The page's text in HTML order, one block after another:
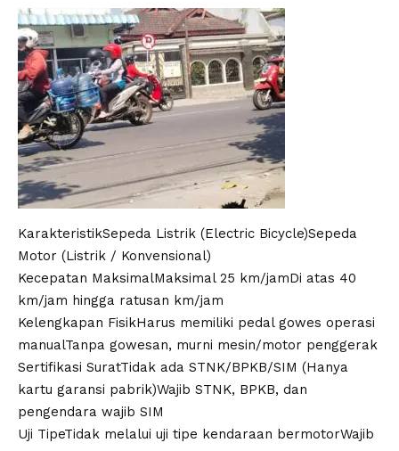
KarakteristikSepeda Listrik (Electric Bicycle)Sepeda
Motor (Listrik / Konvensional)
Kecepatan MaksimalMaksimal 25 km/jamDi atas 40
km/jam hingga ratusan km/jam
Kelengkapan FisikHarus memiliki pedal gowes operasi
manualTanpa gowesan, murni mesin/motor penggerak
Sertifikasi SuratTidak ada STNK/BPKB/SIM (Hanya
kartu garansi pabrik)Wajib STNK, BPKB, dan
pengendara wajib SIM
Uji TipeTidak melalui uji tipe kendaraan bermotorWajib